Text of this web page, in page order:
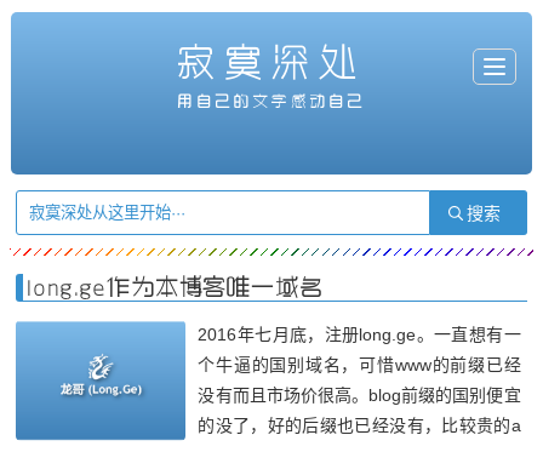
T
o
a
t
i
o
寂寞深处
用自己的文字感动自己
long.ge作为本博客唯一域名
2016年七月底，注册long.ge。一直想有一
个牛逼的国别域名，可惜www的前缀已经
没有而且市场价很高。blog前缀的国别便宜
的没了，好的后缀也已经没有，比较贵的a